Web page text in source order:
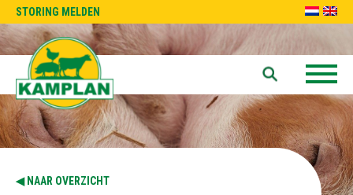
STORING MELDEN
NAAR OVERZICHT